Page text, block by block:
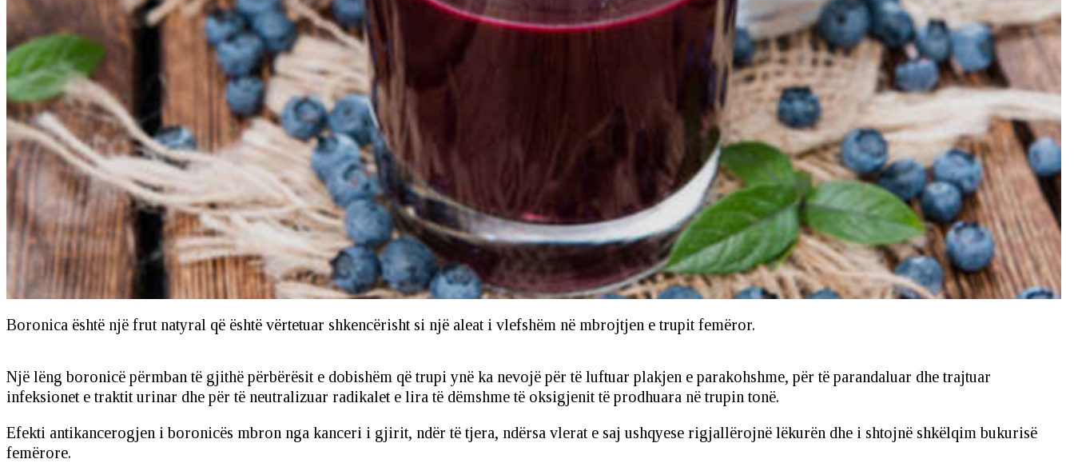
Boronica është një frut natyral që është vërtetuar shkencërisht si një aleat i vlefshëm në mbrojtjen e trupit femëror.
Një lëng boronicë përmban të gjithë përbërësit e dobishëm që trupi ynë ka nevojë për të luftuar plakjen e parakohshme, për të parandaluar dhe trajtuar
infeksionet e traktit urinar dhe për të neutralizuar radikalet e lira të dëmshme të oksigjenit të prodhuara në trupin tonë.
Efekti antikancerogjen i boronicës mbron nga kanceri i gjirit, ndër të tjera, ndërsa vlerat e saj ushqyese rigjallërojnë lëkurën dhe i shtojnë shkëlqim bukurisë
femërore.